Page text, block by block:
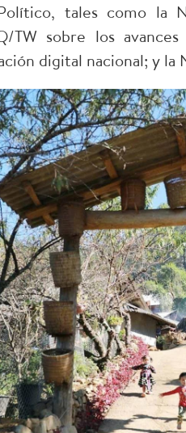
tales como
TW sobre los
digital nacional; y la